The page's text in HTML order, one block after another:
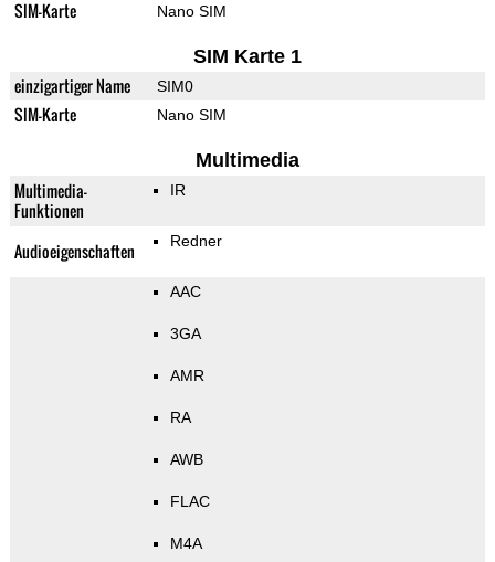
SIM-Karte Nano SIM
SIM Karte 1
einzigartiger Name SIM0
SIM-Karte Nano SIM
Multimedia
Multimedia-
Funktionen
IR
Audioeigenschaften Redner
AAC
3GA
AMR
RA
AWB
FLAC
M4A